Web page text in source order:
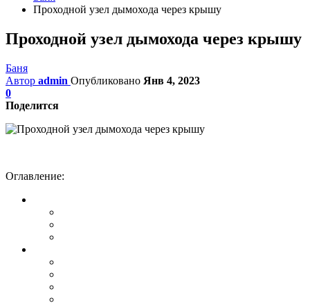
Проходной узел дымохода через крышу
Проходной узел дымохода через крышу
Баня
Автор admin Опубликовано Янв 4, 2023
0
Поделится
Оглавление: